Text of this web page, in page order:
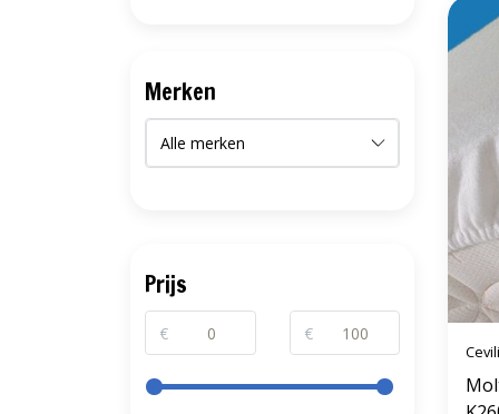
Merken
Prijs
€ €